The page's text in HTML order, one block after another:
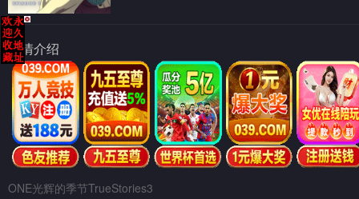
剧情介绍
ONE光辉的季节TrueStories3